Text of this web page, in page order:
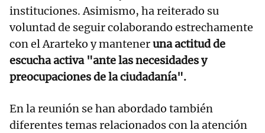
instituciones. Asimismo, ha reiterado su
voluntad de seguir colaborando estrechamente
con el Ararteko y manteneruna actitud de
escucha activa "ante las necesidades y
preocupaciones de la ciudadanía".
En la reunión se han abordado también
diferentes temas relacionados con la atención